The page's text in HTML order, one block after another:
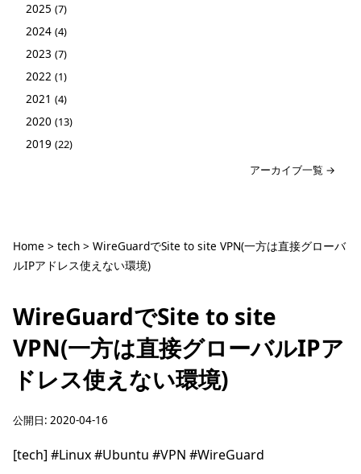
2025 (7)
2024 (4)
2023 (7)
2022 (1)
2021 (4)
2020 (13)
2019 (22)
アーカイブ一覧 →
Home > tech > WireGuardでSite to site VPN(一方は直接グローバ
ルIPアドレス使えない環境)
WireGuardでSite to site
VPN(一方は直接グローバルIPア
ドレス使えない環境)
公開日: 2020-04-16
[tech] #Linux#Ubuntu #VPN #WireGuard